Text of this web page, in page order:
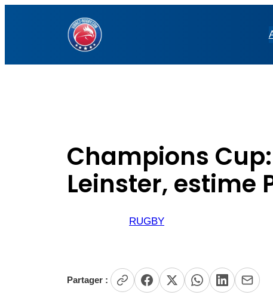
Champions Cup:
Leinster, estime
RUGBY
Partager :